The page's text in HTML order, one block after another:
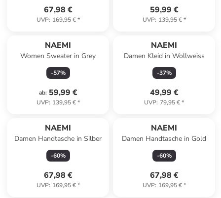
67,98 €
UVP: 169,95 €*
59,99 €
UVP: 139,95 €*
NAEMI
Women Sweater in Grey
-57%
ab: 59,99 €
UVP: 139,95 €*
NAEMI
Damen Kleid in Wollweiss
-37%
49,99 €
UVP: 79,95 €*
NAEMI
Damen Handtasche in Silber
-60%
67,98 €
UVP: 169,95 €*
NAEMI
Damen Handtasche in Gold
-60%
67,98 €
UVP: 169,95 €*